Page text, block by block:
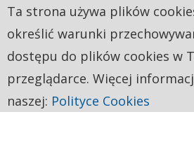
Ta strona używa plików
określić warunki
dostępu do plików cookies w
przeglądarce. Więcej
naszej: Polityce Cookies